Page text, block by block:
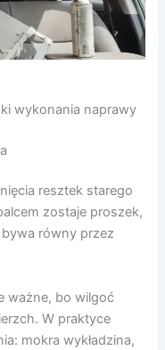
wykonania naprawy
resztek starego
zostaje proszek,
bywa równy przez
ważne, bo wilgoć
W praktyce
mokra wykładzina,